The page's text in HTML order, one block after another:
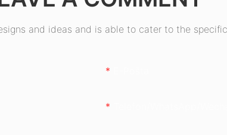
and ideas and is able to cater to the